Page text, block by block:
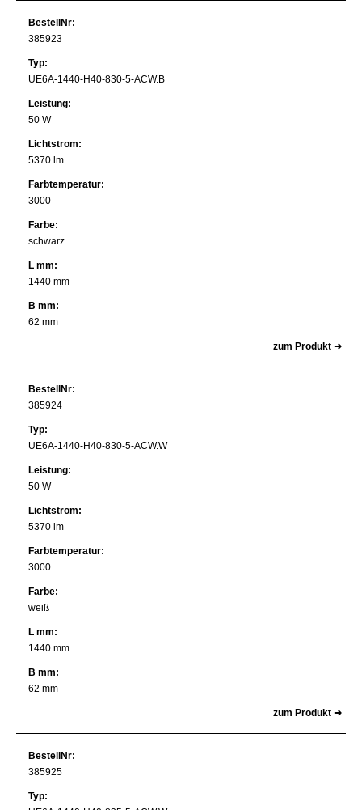
BestellNr:
385923
Typ:
UE6A-1440-H40-830-5-ACW.B
Leistung:
50 W
Lichtstrom:
5370 lm
Farbtemperatur:
3000
Farbe:
schwarz
L mm:
1440 mm
B mm:
62 mm
zum Produkt ➜
BestellNr:
385924
Typ:
UE6A-1440-H40-830-5-ACW.W
Leistung:
50 W
Lichtstrom:
5370 lm
Farbtemperatur:
3000
Farbe:
weiß
L mm:
1440 mm
B mm:
62 mm
zum Produkt ➜
BestellNr:
385925
Typ: